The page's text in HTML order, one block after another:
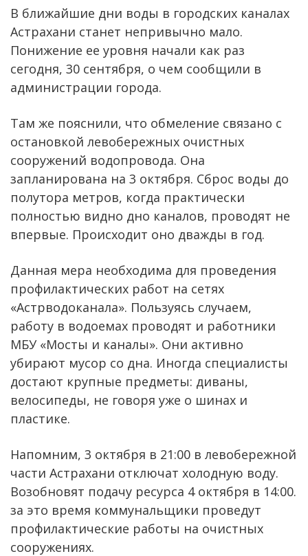
В ближайшие дни воды в городских каналах
Астрахани станет непривычно мало.
Понижение ее уровня начали как раз
сегодня, 30 сентября, о чем сообщили в
администрации города.
Там же пояснили, что обмеление связано с
остановкой левобережных очистных
сооружений водопровода. Она
запланирована на 3 октября. Сброс воды до
полутора метров, когда практически
полностью видно дно каналов, проводят не
впервые. Происходит оно дважды в год.
Данная мера необходима для проведения
профилактических работ на сетях
«Астрводоканала». Пользуясь случаем,
работу в водоемах проводят и работники
МБУ «Мосты и каналы». Они активно
убирают мусор со дна. Иногда специалисты
достают крупные предметы: диваны,
велосипеды, не говоря уже о шинах и
пластике.
Напомним, 3 октября в 21:00 в левобережной
части Астрахани отключат холодную воду.
Возобновят подачу ресурса 4 октября в 14:00.
за это время коммунальщики проведут
профилактические работы на очистных
сооружениях.